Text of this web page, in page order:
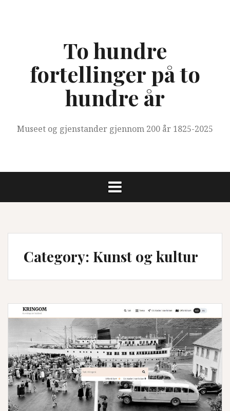
To hundre
fortellinger på to
hundre år
Museet og gjenstander gjennom 200 år 1825-2025
Category: Kunst og kultur